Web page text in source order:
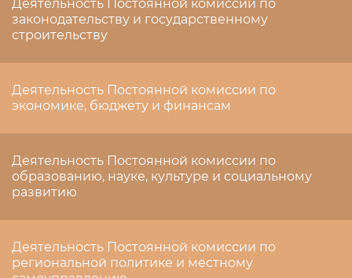
Деятельность Постоянной комиссии по
законодательству и государственному
строительству
Деятельность Постоянной комиссии по
экономике, бюджету и финансам
Деятельность Постоянной комиссии по
образованию, науке, культуре и социальному
развитию
Деятельность Постоянной комиссии по
региональной политике и местному